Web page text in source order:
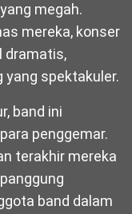
megah.
mereka, konser
dramatis,
yang spektakuler.
band ini
penggemar.
terakhir mereka
band dalam